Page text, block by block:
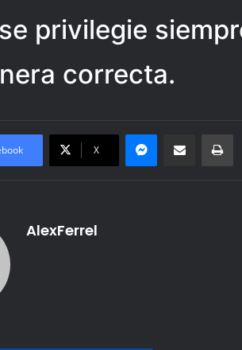
privilegie
correcta.
X
Messenger
Share via Email
AlexFerrel